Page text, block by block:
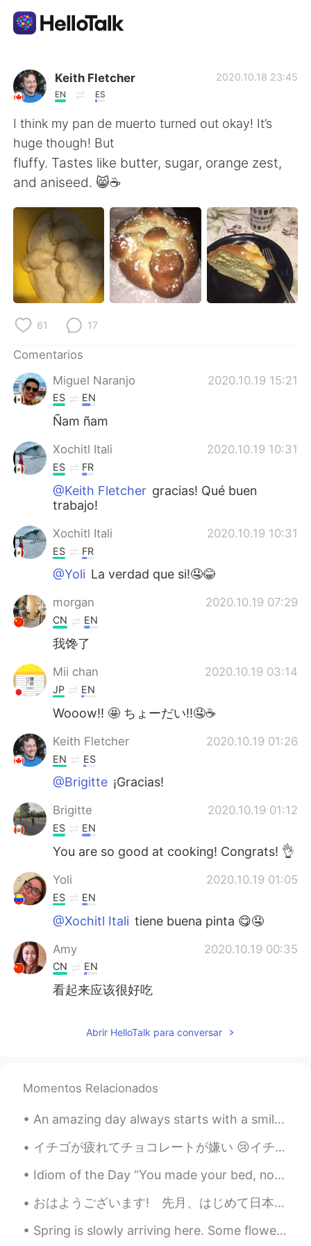
Aplicación de intercambio de idiomas
AI Grammar Checker
Español
English 简体中文
繁體中文 العربية
Français Deutsch
Русский
Indonesia Italiano
Türkçe
Português
Keith Fletcher
EN ES
2020.10.18 23:45
I think my pan de muerto turned out okay! It’s
huge though! But
fluffy. Tastes like butter, sugar, orange zest,
and aniseed. 😸☕️
61 17
Comentarios
Miguel Naranjo
2020.10.19 15:21
ES EN
Ñam ñam
Xochitl Itali 2020.10.19 10:31
ES FR
@Keith Fletcher gracias! Qué buen
trabajo!
Xochitl Itali 2020.10.19 10:31
ES FR
@Yoli La verdad que si!🤤😂
morgan 2020.10.19 07:29
CN EN
我馋了
Mii chan 2020.10.19 03:14
JP EN
Wooow‼︎ 🤩 ちょーだい‼︎🤤☕️
Keith Fletcher 2020.10.19 01:26
EN ES
@Brigitte ¡Gracias!
Brigitte 2020.10.19 01:12
ES EN
You are so good at cooking! Congrats! 👌
Yoli 2020.10.19 01:05
ES EN
@Xochitl Itali tiene buena pinta 😋🤤
Amy 2020.10.19 00:35
CN EN
看起来应该很好吃
ES
Keith Fletcher
@Pam Contreras¡gracias!😸😸😸
Keith Fletcher 2020.10.19 00:19
EN ES
@下班急先锋supposed to look like
“bones”
Keith Fletcher
Abrir HelloTalk para conversar
Momentos Relacionados
An amazing day always starts with a smile.i hope this new day and everyday of your life gives you...
イチゴが疲れてチョコレートが嫌い 😢イチゴとチョコレートはすべての料理で使うのをやめるべきだと思います! I guess I made the boba bowl tooo cold~~😑🙄 ...
Idiom of the Day “You made your bed, now you must sleep/lie in it.” This expression is said to s...
おはようございます! 先月、はじめて日本に行きました! 東京、鎌倉、京都、奈良、広島。すごく楽しかったです。アメリカに帰った後で、１週間足が痛かったです! たくさん歩いて観光していたんですね。下...
Spring is slowly arriving here. Some flowers bloomed in the yard, and patiently waiting for our...